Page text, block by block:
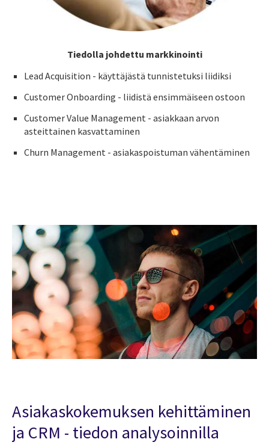
Tiedolla johdettu markkinointi
Lead Acquisition - käyttäjästä tunnistetuksi liidiksi
Customer Onboarding - liidistä ensimmäiseen ostoon
Customer Value Management - asiakkaan arvon
asteittainen kasvattaminen
Churn Management - asiakaspoistuman vähentäminen
Asiakaskokemuksen kehittäminen
ja CRM - tiedon analysoinnilla